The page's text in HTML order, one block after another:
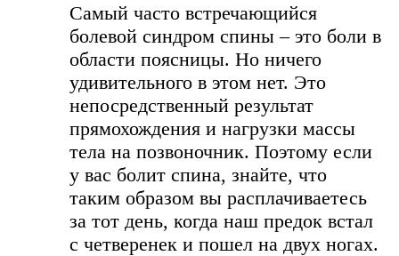
Самый часто встречающийся
болевой синдром спины – это боли в
области поясницы. Но ничего
удивительного в этом нет. Это
непосредственный результат
прямохождения и нагрузки массы
тела на позвоночник. Поэтому если
у вас болит спина, знайте, что
таким образом вы расплачиваетесь
за тот день, когда наш предок встал
с четверенек и пошел на двух ногах.